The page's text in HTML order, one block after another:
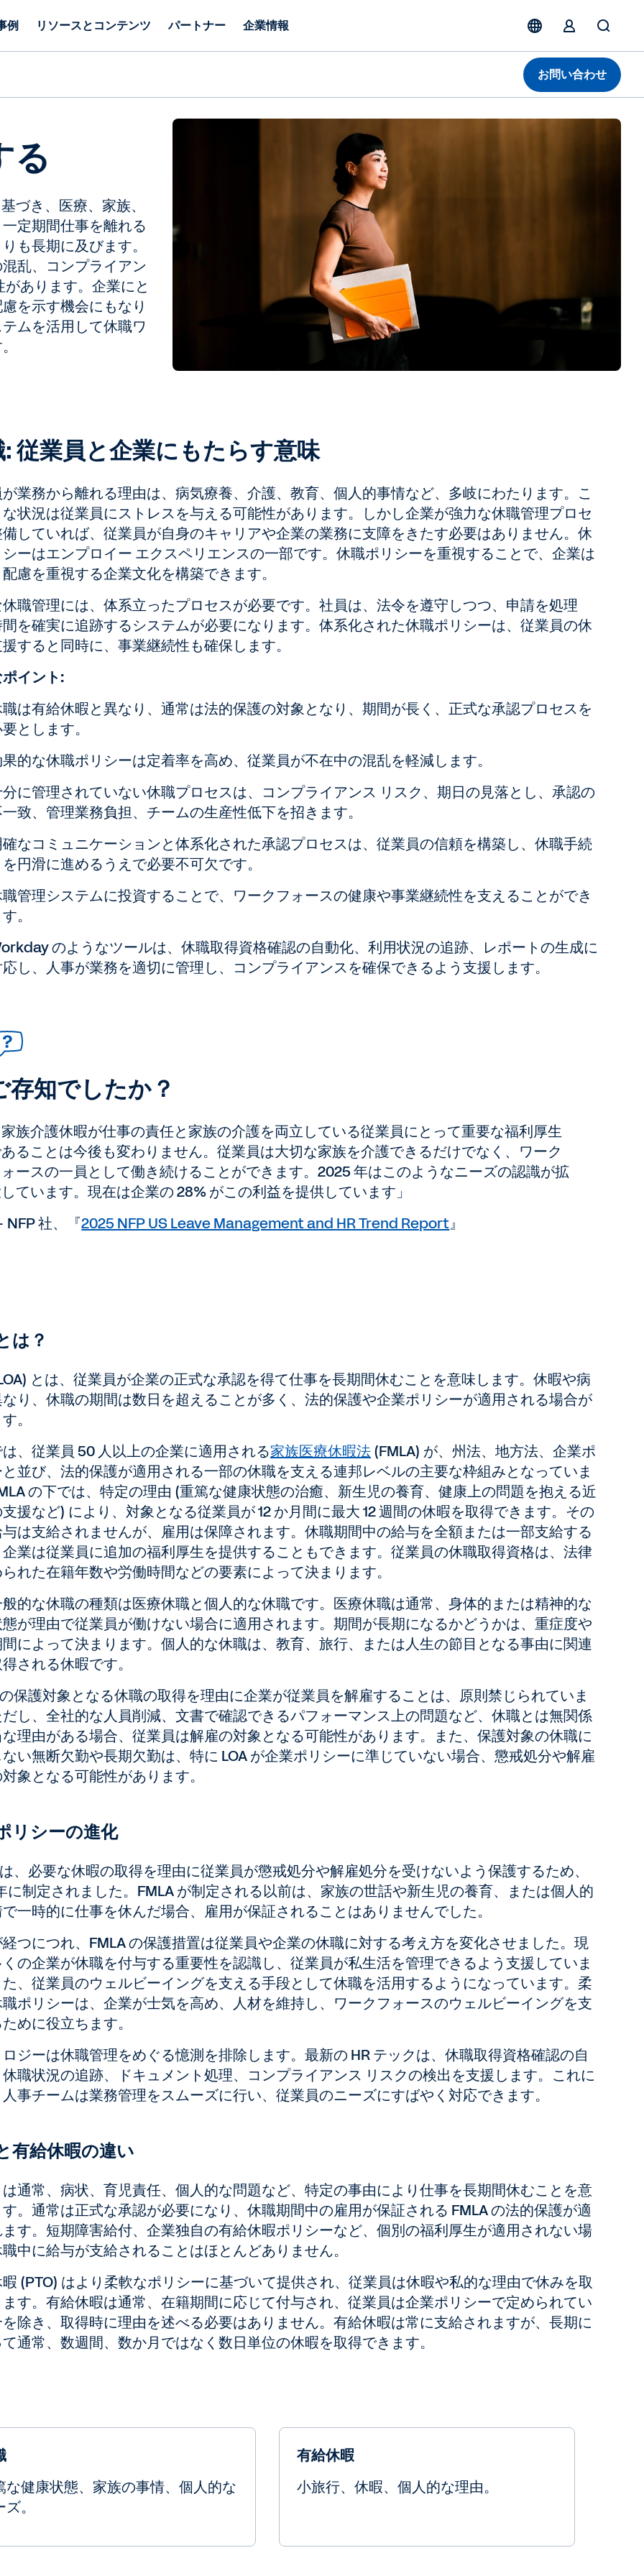
例 リソースとコンテンツ パートナー 企業情報
お問い合わせ
る
づき、医療、家族、
定期間仕事を離れる
も長期に及びます。
乱、コンプライアン
あります。企業にと
を示す機会にもなり
ムを活用して休職ワ
従業員と企業にもたらす意味
業務から離れる理由は、病気療養、介護、教育、個人的事情など、多岐にわたります。こ
状況は従業員にストレスを与える可能性があります。しかし企業が強力な休職管理プロセ
していれば、従業員が自身のキャリアや企業の業務に支障をきたす必要はありません。休
ーはエンプロイー エクスペリエンスの一部です。休職ポリシーを重視することで、企業は
慮を重視する企業文化を構築できます。
職管理には、体系立ったプロセスが必要です。社員は、法令を遵守しつつ、申請を処理
を確実に追跡するシステムが必要になります。体系化された休職ポリシーは、従業員の休
すると同時に、事業継続性も確保します。
イント:
は有給休暇と異なり、通常は法的保護の対象となり、期間が長く、正式な承認プロセスを
とします。
的な休職ポリシーは定着率を高め、従業員が不在中の混乱を軽減します。
に管理されていない休職プロセスは、コンプライアンス リスク、期日の見落とし、承認の
致、管理業務負担、チームの生産性低下を招きます。
なコミュニケーションと体系化された承認プロセスは、従業員の信頼を構築し、休職手続
円滑に進めるうえで必要不可欠です。
管理システムに投資することで、ワークフォースの健康や事業継続性を支えることができ
。
のようなツールは、休職取得資格確認の自動化、利用状況の追跡、レポートの生成に
し、人事が業務を適切に管理し、コンプライアンスを確保できるよう支援します。
存知でしたか？
族介護休暇が仕事の責任と家族の介護を両立している従業員にとって重要な福利厚生
ることは今後も変わりません。従業員は大切な家族を介護できるだけでなく、ワーク
ースの一員として働き続けることができます。2025 年はこのようなニーズの認識が拡
ています。現在は企業の 28% がこの利益を提供しています」
社、『2025 NFP US Leave Management and HR Trend Report』
は？
とは、従業員が企業の正式な承認を得て仕事を長期間休むことを意味します。休暇や病
り、休職の期間は数日を超えることが多く、法的保護や企業ポリシーが適用される場合が
。
、従業員 50 人以上の企業に適用される家族医療休暇法(FMLA) が、州法、地方法、企業ポ
並び、法的保護が適用される一部の休職を支える連邦レベルの主要な枠組みとなっていま
の下では、特定の理由 (重篤な健康状態の治癒、新生児の養育、健康上の問題を抱える近
援など) により、対象となる従業員が 12 か月間に最大 12 週間の休暇を取得できます。その
は支給されませんが、雇用は保障されます。休職期間中の給与を全額または一部支給する
業は従業員に追加の福利厚生を提供することもできます。従業員の休職取得資格は、法律
れた在籍年数や労働時間などの要素によって決まります。
的な休職の種類は医療休職と個人的な休職です。医療休職は通常、身体的または精神的な
が理由で従業員が働けない場合に適用されます。期間が長期になるかどうかは、重症度や
によって決まります。個人的な休職は、教育、旅行、または人生の節目となる事由に関連
される休暇です。
保護対象となる休職の取得を理由に企業が従業員を解雇することは、原則禁じられていま
し、全社的な人員削減、文書で確認できるパフォーマンス上の問題など、休職とは無関係
理由がある場合、従業員は解雇の対象となる可能性があります。また、保護対象の休職に
い無断欠勤や長期欠勤は、特に LOA が企業ポリシーに準じていない場合、懲戒処分や解雇
象となる可能性があります。
リシーの進化
、必要な休暇の取得を理由に従業員が懲戒処分や解雇処分を受けないよう保護するため、
に制定されました。FMLA が制定される以前は、家族の世話や新生児の養育、または個人的
一時的に仕事を休んだ場合、雇用が保証されることはありませんでした。
つにつれ、FMLA の保護措置は従業員や企業の休職に対する考え方を変化させました。現
の企業が休職を付与する重要性を認識し、従業員が私生活を管理できるよう支援していま
、従業員のウェルビーイングを支える手段として休職を活用するようになっています。柔
ポリシーは、企業が士気を高め、人材を維持し、ワークフォースのウェルビーイングを支
めに役立ちます。
ジーは休職管理をめぐる憶測を排除します。最新の HR テックは、休職取得資格確認の自
職状況の追跡、ドキュメント処理、コンプライアンス リスクの検出を支援します。これに
事チームは業務管理をスムーズに行い、従業員のニーズにすばやく対応できます。
有給休暇の違い
通常、病状、育児責任、個人的な問題など、特定の事由により仕事を長期間休むことを意
。通常は正式な承認が必要になり、休職期間中の雇用が保証される FMLA の法的保護が適
す。短期障害給付、企業独自の有給休暇ポリシーなど、個別の福利厚生が適用されない場
中に給与が支給されることはほとんどありません。
(PTO) はより柔軟なポリシーに基づいて提供され、従業員は休暇や私的な理由で休みを取
す。有給休暇は通常、在籍期間に応じて付与され、従業員は企業ポリシーで定められてい
除き、取得時に理由を述べる必要はありません。有給休暇は常に支給されますが、長期に
通常、数週間、数か月ではなく数日単位の休暇を取得できます。
な健康状態、家族の事情、個人的な
。
有給休暇
小旅行、休暇、個人的な理由。